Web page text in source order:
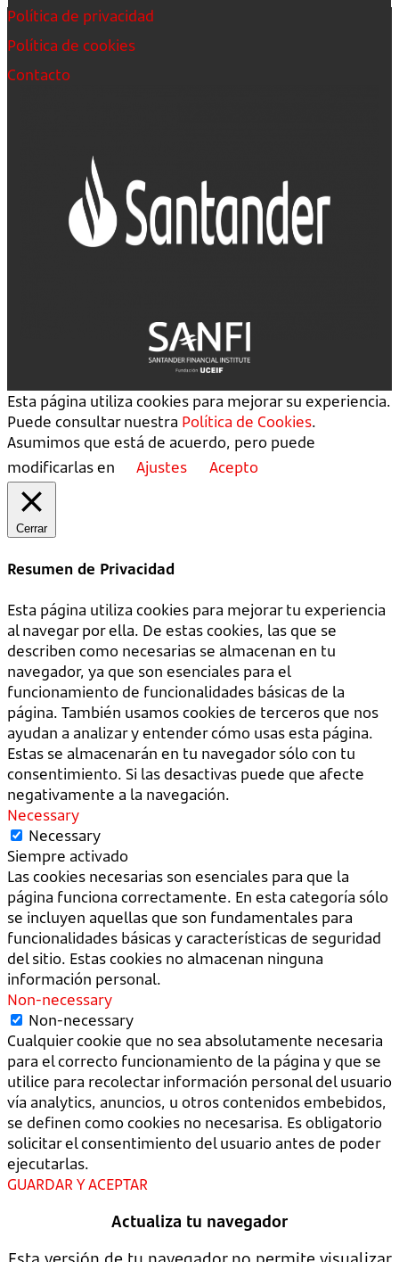
Política de privacidad
Política de cookies
Contacto
Esta página utiliza cookies para mejorar su experiencia.
Puede consultar nuestra Política de Cookies.
Asumimos que está de acuerdo, pero puede
modificarlas en
Ajustes Acepto
Cerrar
Resumen de Privacidad
Esta página utiliza cookies para mejorar tu experiencia
al navegar por ella. De estas cookies, las que se
describen como necesarias se almacenan en tu
navegador, ya que son esenciales para el
funcionamiento de funcionalidades básicas de la
página. También usamos cookies de terceros que nos
ayudan a analizar y entender cómo usas esta página.
Estas se almacenarán en tu navegador sólo con tu
consentimiento. Si las desactivas puede que afecte
negativamente a la navegación.
Necessary
Necessary
Siempre activado
Las cookies necesarias son esenciales para que la
página funciona correctamente. En esta categoría sólo
se incluyen aquellas que son fundamentales para
funcionalidades básicas y características de seguridad
del sitio. Estas cookies no almacenan ninguna
información personal.
Non-necessary
Non-necessary
Cualquier cookie que no sea absolutamente necesaria
para el correcto funcionamiento de la página y que se
utilice para recolectar información personal del usuario
vía analytics, anuncios, u otros contenidos embebidos,
se definen como cookies no necesarisa. Es obligatorio
solicitar el consentimiento del usuario antes de poder
ejecutarlas.
GUARDAR Y ACEPTAR
Actualiza tu navegador